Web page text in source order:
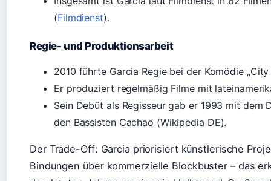
(Filmdienst).
Regie- und Produktionsarbeit
2010 führte Garcia Regie bei der Komödie „City
Er produziert regelmäßig Filme mit
Sein Debüt als Regisseur gab er 1993 mit dem
den Bassisten Cachao (Wikipedia DE).
Der Trade-Off: Garcia priorisiert künstlerische
Bindungen über kommerzielle Blockbuster – das